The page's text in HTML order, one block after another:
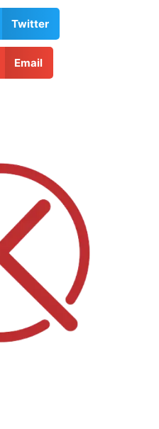
Twitter
Email